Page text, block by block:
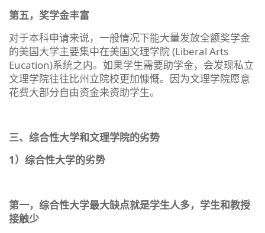
第五，奖学金丰富
对于本科申请来说，一般情况下能大量发放全额奖学金
的美国大学主要集中在美国文理学院 (Liberal Arts
Eucation)系统之内。如果学生需要助学金，会发现私立
文理学院往往比州立院校更加慷慨。因为文理学院愿意
花费大部分自由资金来资助学生。
三、综合性大学和文理学院的劣势
1）综合性大学的劣势
第一，综合性大学最大缺点就是学生人多，学生和教授
接触少